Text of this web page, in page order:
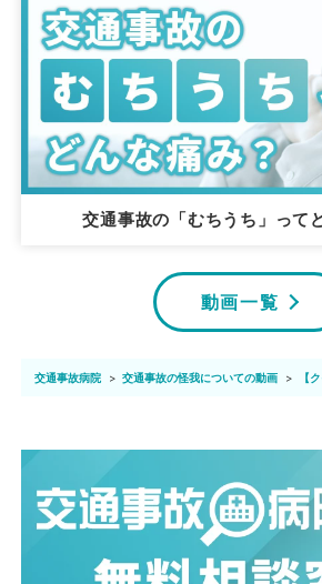
交通事故の「むちうち」って
動画一覧
交通事故病院 交通事故の怪我についての動画 【